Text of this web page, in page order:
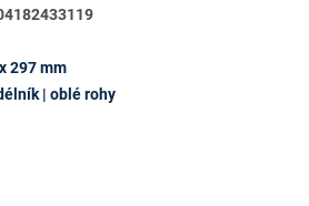
297 mm
| oblé rohy